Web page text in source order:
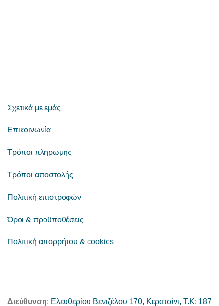
Σχετικά με εμάς
Επικοινωνία
Τρόποι πληρωμής
Τρόποι αποστολής
Πολιτική επιστροφών
Όροι & προϋποθέσεις
Πολιτική απορρήτου & cookies
Διεύθυνση: Ελευθερίου Βενιζέλου 170, Κερατσίνι, Τ.Κ: 187